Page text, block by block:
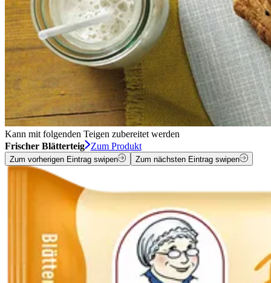
Kann mit folgenden Teigen zubereitet werden
Frischer Blätterteig
Zum Produkt
Zum vorherigen Eintrag swipen Zum nächsten Eintrag swipen